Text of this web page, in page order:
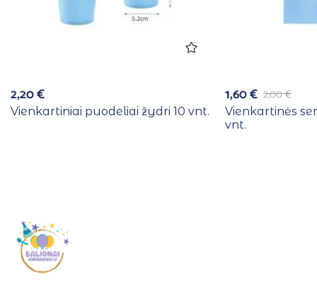
2,20€
Vienkartiniai puodeliai žydri 10 vnt.
2,00€
1,60€
Vienkartinės
vnt.